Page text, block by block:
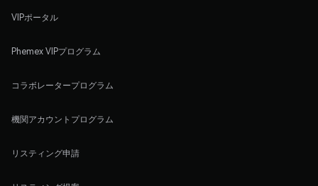
VIPポータル
Phemex VIPプログラム
コラボレータープログラム
機関アカウントプログラム
リスティング申請